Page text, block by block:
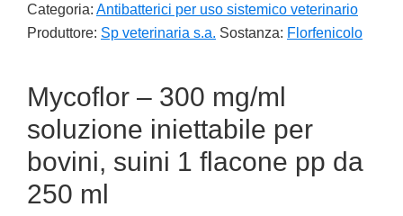
Categoria: Antibatterici per uso sistemico veterinario
Produttore: Sp veterinaria s.a. Sostanza: Florfenicolo
Mycoflor – 300 mg/ml
soluzione iniettabile per
bovini, suini 1 flacone pp da
250 ml